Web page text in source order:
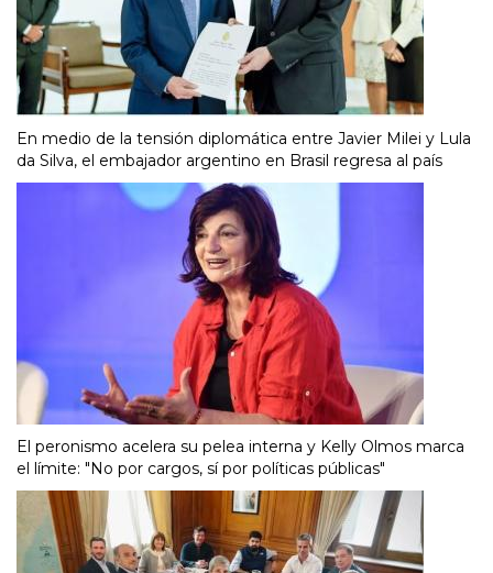
En medio de la tensión diplomática entre Javier Milei y Lula
da Silva, el embajador argentino en Brasil regresa al país
El peronismo acelera su pelea interna y Kelly Olmos marca
el límite: "No por cargos, sí por políticas públicas"